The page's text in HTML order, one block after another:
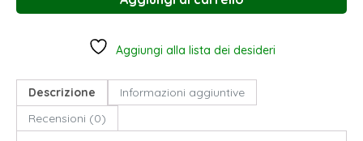
Aggiungi alla lista dei desideri
Descrizione
Informazioni aggiuntive
Recensioni (0)